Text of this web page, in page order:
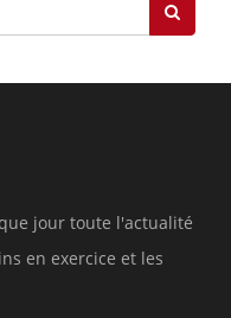
jour toute l'actualité
en exercice et les